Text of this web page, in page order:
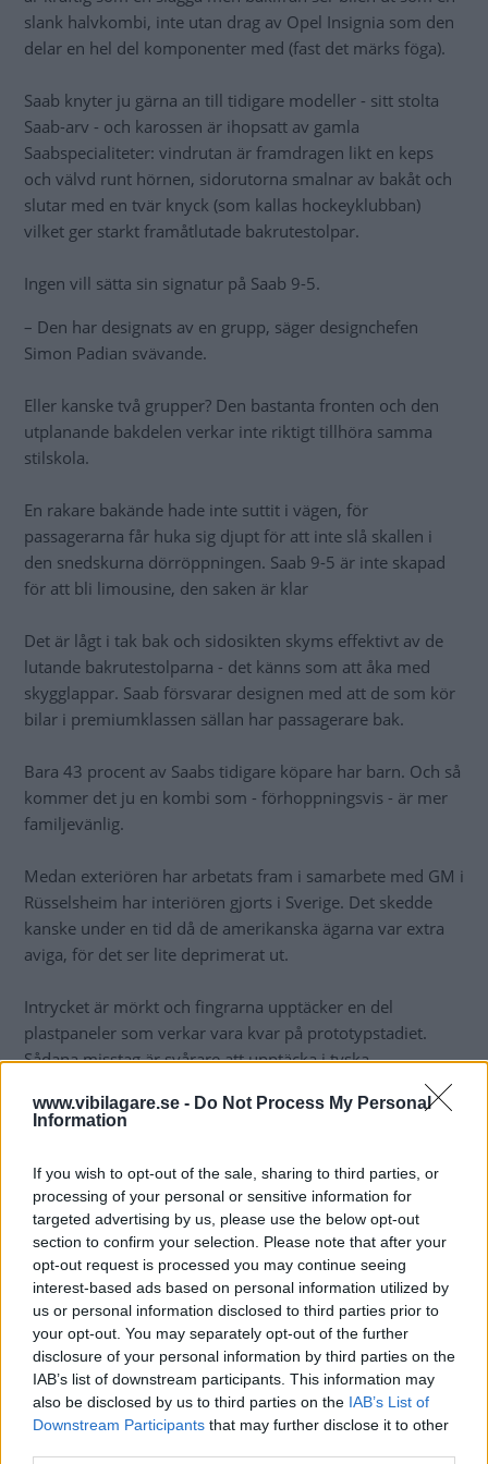
www.vibilagare.se - Do Not Process My Personal
Information
If you wish to opt-out of the sale, sharing to third parties, or
processing of your personal or sensitive information for
targeted advertising by us, please use the below opt-out
section to confirm your selection. Please note that after your
opt-out request is processed you may continue seeing
interest-based ads based on personal information utilized by
us or personal information disclosed to third parties prior to
your opt-out. You may separately opt-out of the further
disclosure of your personal information by third parties on the
IAB’s list of downstream participants. This information may
also be disclosed by us to third parties on the IAB’s List of
Downstream Participants that may further disclose it to other
slank halvkombi, inte utan drag av Opel Insignia som den
delar en hel del komponenter med (fast det märks föga).
Saab knyter ju gärna an till tidigare modeller - sitt stolta
Saab-arv - och karossen är ihopsatt av gamla
Saabspecialiteter: vindrutan är framdragen likt en keps
och välvd runt hörnen, sidorutorna smalnar av bakåt och
slutar med en tvär knyck (som kallas hockeyklubban)
vilket ger starkt framåtlutade bakrutestolpar.
Ingen vill sätta sin signatur på Saab 9-5.
– Den har designats av en grupp, säger designchefen
Simon Padian svävande.
Eller kanske två grupper? Den bastanta fronten och den
utplanande bakdelen verkar inte riktigt tillhöra samma
stilskola.
En rakare bakände hade inte suttit i vägen, för
passagerarna får huka sig djupt för att inte slå skallen i
den snedskurna dörröppningen. Saab 9-5 är inte skapad
för att bli limousine, den saken är klar
Det är lågt i tak bak och sidosikten skyms effektivt av de
lutande bakrutestolparna - det känns som att åka med
skygglappar. Saab försvarar designen med att de som kör
bilar i premiumklassen sällan har passagerare bak.
Bara 43 procent av Saabs tidigare köpare har barn. Och så
kommer det ju en kombi som - förhoppningsvis - är mer
familjevänlig.
Medan exteriören har arbetats fram i samarbete med GM i
Rüsselsheim har interiören gjorts i Sverige. Det skedde
kanske under en tid då de amerikanska ägarna var extra
aviga, för det ser lite deprimerat ut.
Intrycket är mörkt och fingrarna upptäcker en del
plastpaneler som verkar vara kvar på prototypstadiet.
Sådana misstag är svårare att upptäcka i tyska
snygga att titta på. Särskilt kul är det att bläddra fram
hastighetsmätaren i färddatorn.
Den ser ut som höjdmätaren i ett flygplan.
Tre motorer
Någon omfattande motorflora har inte Saab. Till 9-5 finns
från början bara tre motorer, alla med turbo givetvis.
Bensinmotorerna kommer från GM, dieslarna från Fiat.
Tvålitersmotorn med 220 hk passar väldigt fint - den är
visserligen lite klen på låga varv men varvar upp snabbt.